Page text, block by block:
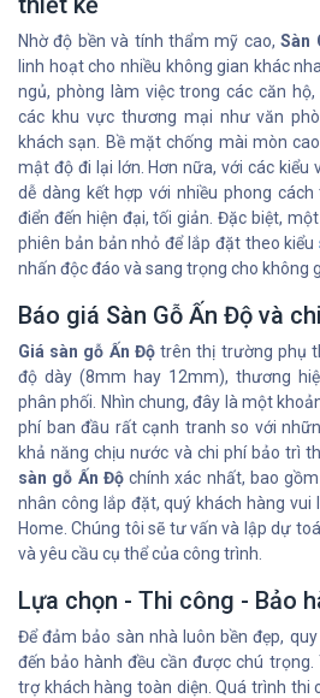
Nhờ độ bền và tính thẩm mỹ cao,Sàn
linh hoạt cho nhiều không gian khác
ngủ, phòng làm việc trong các căn
các khu vực thương mại như văn
khách sạn. Bề mặt chống mài mòn
mật độ đi lại lớn. Hơn nữa, với các kiểu
dễ dàng kết hợp với nhiều phong
điển đến hiện đại, tối giản. Đặc biệt,
phiên bản bản nhỏ để lắp đặt theo kiểu
nhấn độc đáo và sang trọng cho không
Báo giá Sàn Gỗ Ấn Độ và
Giá sàn gỗ Ấn Độtrên thị trường phụ
độ dày (8mm hay 12mm), thương
phân phối. Nhìn chung, đây là một
phí ban đầu rất cạnh tranh so với
khả năng chịu nước và chi phí bảo trì
sàn gỗ Ấn Độchính xác nhất, bao
nhân công lắp đặt, quý khách hàng vui
Home. Chúng tôi sẽ tư vấn và lập dự
và yêu cầu cụ thể của công trình.
Lựa chọn - Thi công - Bảo
Để đảm bảo sàn nhà luôn bền đẹp,
đến bảo hành đều cần được chú
trợ khách hàng toàn diện. Quá trình thi